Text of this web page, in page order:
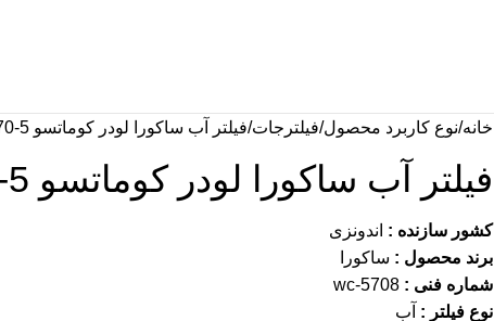
خانه نوع کاربرد محصول فیلترجات فیلتر آب ساکورا لودر کوماتسو WA470-5
فیلتر آب ساکورا لودر کوماتسو WA470-5
کشور سازنده : اندونزی
برند محصول : ساکورا
شماره فنی : wc-5708
نوع فیلتر : آب